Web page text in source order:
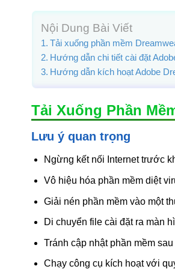
Nội Dung Bài Viết
Tải xuống phần mềm
Hướng dẫn chi tiết cài đặt
Hướng dẫn kích hoạt Adobe
Tải Xuống Phần
Lưu ý quan trọng
Ngừng kết nối Internet trước
Vô hiệu hóa phần mềm diệt
Giải nén phần mềm vào một
Di chuyển file cài đặt ra màn
Tránh cập nhật phần mềm
Chạy công cụ kích hoạt với